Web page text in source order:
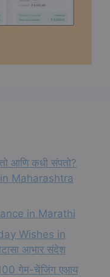
आणि कधी संपतो?
Maharashtra
in Marathi
Wishes in
आभार संदेश
गेम-चेंजिंग एआय